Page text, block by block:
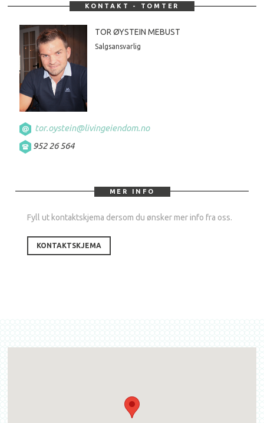
KONTAKT - TOMTER
TOR ØYSTEIN MEBUST
Salgsansvarlig
tor.oystein@livingeiendom.no
952 26 564
MER INFO
Fyll ut kontaktskjema dersom du ønsker mer info fra oss.
KONTAKTSKJEMA